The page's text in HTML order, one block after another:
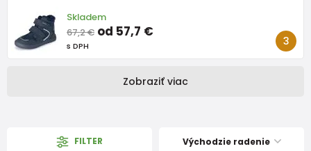
Skladem
67,2 € od 57,7 €
s DPH
Zobraziť viac
FILTER Východzie radenie